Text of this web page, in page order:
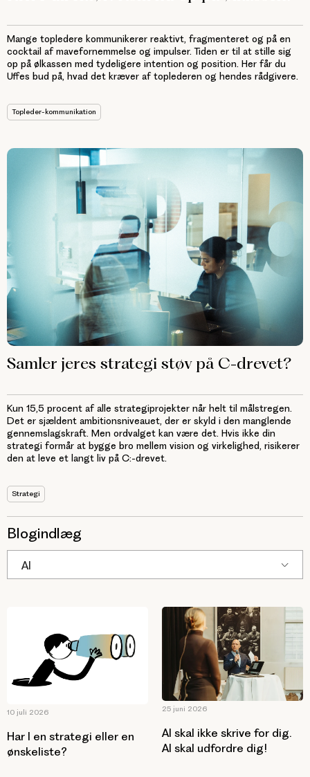
Mange topledere kommunikerer reaktivt, fragmenteret og på en
cocktail af mavefornemmelse og impulser. Tiden er til at stille sig
op på ølkassen med tydeligere intention og position. Her får du
Uffes bud på, hvad det kræver af toplederen og hendes rådgivere.
Topleder-kommunikation
Samler jeres strategi støv på C-drevet?
Kun 15,5 procent af alle strategiprojekter når helt til målstregen.
Det er sjældent ambitionsniveauet, der er skyld i den manglende
gennemslagskraft. Men ordvalget kan være det. Hvis ikke din
strategi formår at bygge bro mellem vision og virkelighed, risikerer
den at leve et langt liv på C:-drevet.
Strategi
Blogindlæg
AI
10 juli 2026
Har I en strategi eller en
ønskeliste?
25 juni 2026
AI skal ikke skrive for dig.
AI skal udfordre dig!